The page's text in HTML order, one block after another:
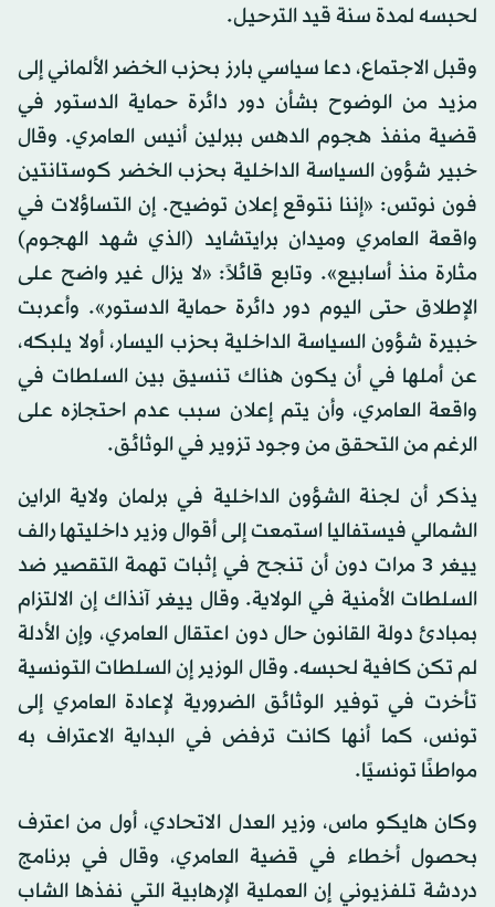
لحبسه لمدة سنة قيد الترحيل.
وقبل الاجتماع، دعا سياسي بارز بحزب الخضر الألماني إلى
مزيد من الوضوح بشأن دور دائرة حماية الدستور في
قضية منفذ هجوم الدهس ببرلين أنيس العامري. وقال
خبير شؤون السياسة الداخلية بحزب الخضر كوستانتين
فون نوتس: «إننا نتوقع إعلان توضيح. إن التساؤلات في
واقعة العامري وميدان برايتشايد (الذي شهد الهجوم)
مثارة منذ أسابيع». وتابع قائلاً: «لا يزال غير واضح على
الإطلاق حتى اليوم دور دائرة حماية الدستور». وأعربت
خبيرة شؤون السياسة الداخلية بحزب اليسار، أولا يلبكه،
عن أملها في أن يكون هناك تنسيق بين السلطات في
واقعة العامري، وأن يتم إعلان سبب عدم احتجازه على
الرغم من التحقق من وجود تزوير في الوثائق.
يذكر أن لجنة الشؤون الداخلية في برلمان ولاية الراين
الشمالي فيستفاليا استمعت إلى أقوال وزير داخليتها رالف
ييغر 3 مرات دون أن تنجح في إثبات تهمة التقصير ضد
السلطات الأمنية في الولاية. وقال ييغر آنذاك إن الالتزام
بمبادئ دولة القانون حال دون اعتقال العامري، وإن الأدلة
لم تكن كافية لحبسه. وقال الوزير إن السلطات التونسية
تأخرت في توفير الوثائق الضرورية لإعادة العامري إلى
تونس، كما أنها كانت ترفض في البداية الاعتراف به
مواطنًا تونسيًا.
وكان هايكو ماس، وزير العدل الاتحادي، أول من اعترف
بحصول أخطاء في قضية العامري، وقال في برنامج
دردشة تلفزيوني إن العملية الإرهابية التي نفذها الشاب